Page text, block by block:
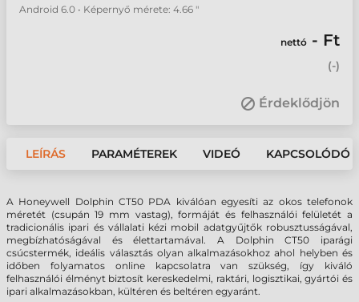
Android 6.0 • Képernyő mérete: 4.66 "
nettó - Ft
(-)
Érdeklődjön
LEÍRÁS PARAMÉTEREK VIDEÓ KAPCSOLÓDÓ
A Honeywell Dolphin CT50 PDA kiválóan egyesíti az okos telefonok
méretét (csupán 19 mm vastag), formáját és felhasználói felületét a
tradicionális ipari és vállalati kézi mobil adatgyűjtők robusztusságával,
megbízhatóságával és élettartamával. A Dolphin CT50 iparági
csúcstermék, ideális választás olyan alkalmazásokhoz ahol helyben és
időben folyamatos online kapcsolatra van szükség, így kiváló
felhasználói élményt biztosít kereskedelmi, raktári, logisztikai, gyártói és
ipari alkalmazásokban, kültéren és beltéren egyaránt.